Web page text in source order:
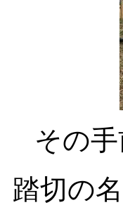
その
踏切の